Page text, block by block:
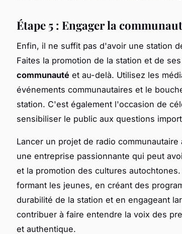
Étape 5 : Engager la
Enfin, il ne suffit pas d'avoir une station
Faites la promotion de la station et de
communauté et au-delà. Utilisez les
événements communautaires et le
station. C'est également l'occasion de
sensibiliser le public aux questions
Lancer un projet de radio
une entreprise passionnante qui peut
et la promotion des cultures
formant les jeunes, en créant des
durabilité de la station et en engageant
contribuer à faire entendre la voix des
et authentique.